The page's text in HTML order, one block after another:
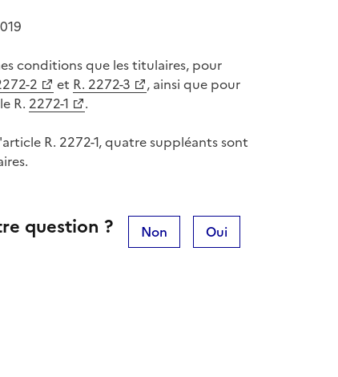
conditions que les titulaires, pour
2 et R. 2272-3
, ainsi que pour
R. 2272-1
.
R. 2272-1, quatre suppléants sont
question ? Non Oui